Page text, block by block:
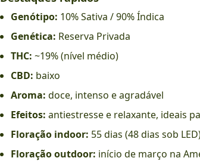
Genótipo: 10% Sativa / 90% Índica
Genética: Reserva Privada
THC: ~19% (nível médio)
CBD: baixo
Aroma: doce, intenso e agradável
Efeitos: antiestresse e relaxante, ideais
Floração indoor: 55 dias (48 dias sob
Floração outdoor: início de março na